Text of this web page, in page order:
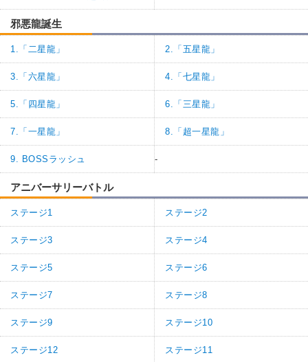
邪悪龍誕生
1.「二星龍」 2.「五星龍」
3.「六星龍」 4.「七星龍」
5.「四星龍」 6.「三星龍」
7.「一星龍」 8.「超一星龍」
9. BOSSラッシュ -
アニバーサリーバトル
ステージ1 ステージ2
ステージ3 ステージ4
ステージ5 ステージ6
ステージ7 ステージ8
ステージ9 ステージ10
ステージ12 ステージ11